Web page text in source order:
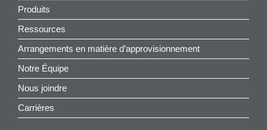
Produits
Ressources
Arrangements en matière d’approvisionnement
Notre Équipe
Nous joindre
Carrières